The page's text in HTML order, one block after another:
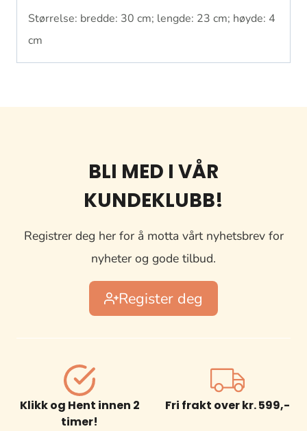
Størrelse: bredde: 30 cm; lengde: 23 cm; høyde: 4
cm
BLI MED I VÅR
KUNDEKLUBB!
Registrer deg her for å motta vårt nyhetsbrev for
nyheter og gode tilbud.
Register deg
Klikk og Hent innen 2
timer!
Fri frakt over kr. 599,-